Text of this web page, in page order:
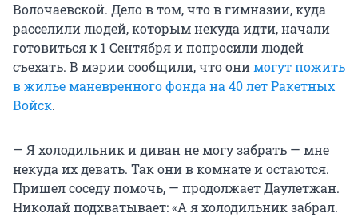
Волочаевской. Дело в том, что в гимназии, куда
расселили людей, которым некуда идти, начали
готовиться к 1 Сентября и попросили людей
съехать. В мэрии сообщили, что онимогут пожить
в жилье маневренного фонда на 40 лет Ракетных
Войск.
— Я холодильник и диван не могу забрать — мне
некуда их девать. Так они в комнате и остаются.
Пришел соседу помочь, — продолжает Даулетжан.
Николай подхватывает: «А я холодильник забрал.